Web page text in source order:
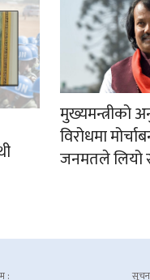
मुख्यमन्त्रीको
विरोधमा
जनमतले लियो
: